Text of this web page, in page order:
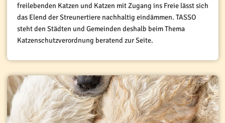
freilebenden Katzen und Katzen mit Zugang ins Freie lässt sich
das Elend der Streunertiere nachhaltig eindämmen. TASSO
steht den Städten und Gemeinden deshalb beim Thema
Katzenschutzverordnung beratend zur Seite.